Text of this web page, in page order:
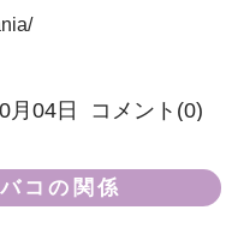
月04日 コメント(0)
コの関係